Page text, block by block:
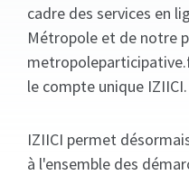
cadre des services en
Métropole et de notre
le compte unique IZIICI.
IZIICI permet
à l'ensemble des